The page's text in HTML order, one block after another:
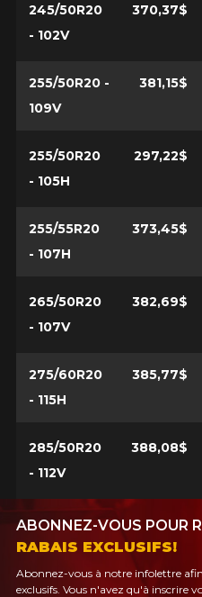
245/50R20
- 102V
370,37$
255/50R20 -
109V
381,15$
255/50R20
- 105H
297,22$
255/55R20
- 107H
373,45$
265/50R20
- 107V
382,69$
275/60R20
- 115H
385,77$
285/50R20
- 112V
388,08$
ABONNEZ-VOUS POUR
RABAIS EXCLUSIFS!
Abonnez-vous à notre infolettre
exclusifs. Vous n'avez qu'à inscrire